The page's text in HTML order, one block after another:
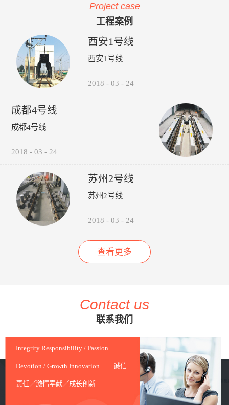
艺文件的执行力度，通过全貌
化、公开化、信息化系统自动
评价、月报分析，加强了员工
的检修责任心以来，其车辆检
修的运营故障（正线故障）呈
下降趋势（↓14%），而自检
（↑35%），效果如下图所
间长了，车辆多了，管理就跟
不上了，人员变动，对维修维
护工作影响很大，而诺丽科技
的车辆检修管理系统全面解决
了我们以往工作中的所有难
了，管理更规范标准了，我们
上了一个新台阶了。” ——重
修管理人员
主要功能如下：当电动列车在
线运行时，系统对弓网运行情
况实时监测，对受电弓拉弧、
受电弓弓头异常、羊角变形、
碳滑板磨耗、受电弓硬点冲
击、弓网温度、接触网磨耗、
接触网几何参数进行检测，对
接触网的悬挂部件异常状态进
行智能识别。并具有对检测出
数据和图像进行无线传输、记
录、分析、判断、评价功能。
析、轨道异常分析等。 5、
自动方案:根据月报分析结
果，系统自动出具维修方案建
议，包括:厂家选型建议、轮
时机建议轨道打磨建议、轮对
润滑建议。 6、图形化:所
验证，可通过轮录像及照片，
自动采集、分析、计算、传输
通信功能，探测站实现无人值
守。2、自动检测通过车辆的
轮对踏面擦伤深度与面积、轮
缘厚度、轮缘高度、QR值、
Project case
工程案例
西安1号线
西安1号线
2018 - 03 - 24
成都4号线
成都4号线
2018 - 03 - 24
苏州2号线
苏州2号线
2018 - 03 - 24
查看更多
Contact us
联系我们
Integrity Responsibility / Passion
Devotion / Growth Innovation 诚信
责任／激情奉献／成长创新